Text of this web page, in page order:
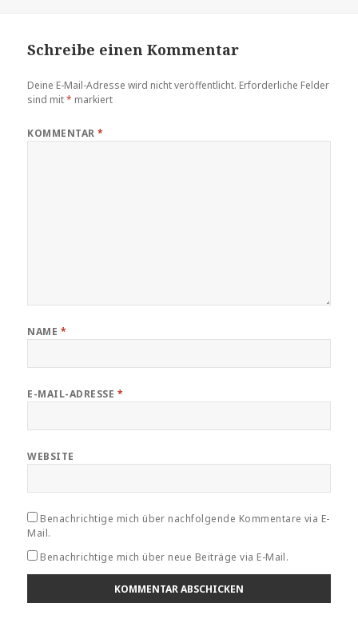
Schreibe einen Kommentar
Deine E-Mail-Adresse wird nicht veröffentlicht. Erforderliche Felder
sind mit* markiert
KOMMENTAR*
NAME *
E-MAIL-ADRESSE *
WEBSITE
Benachrichtige mich über nachfolgende Kommentare via E-
Mail.
Benachrichtige mich über neue Beiträge via E-Mail.